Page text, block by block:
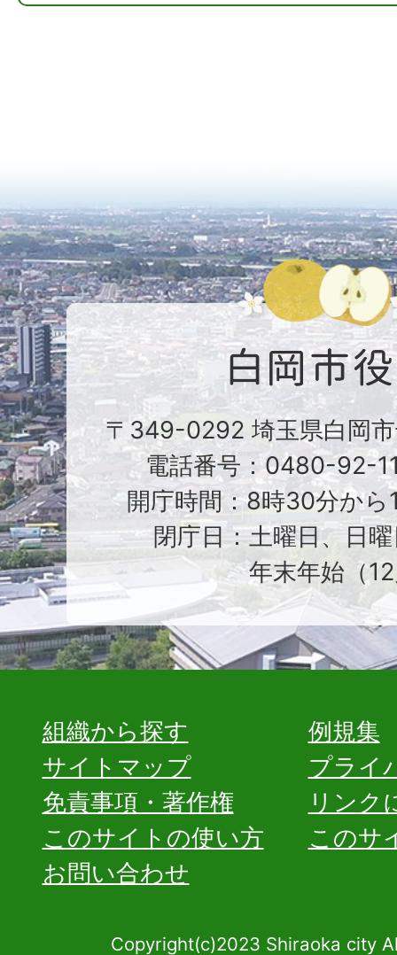
〒349-0292 埼玉県白岡
電話番号：0480-92-
開庁時間：8時30分から
閉庁日：土曜日、日
年末年始（
組織から探す
例規集
サイトマップ
プライ
免責事項・著作権
リンク
このサイトの使い方
このサ
お問い合わせ
Copyright(c)2023 Shiraoka city